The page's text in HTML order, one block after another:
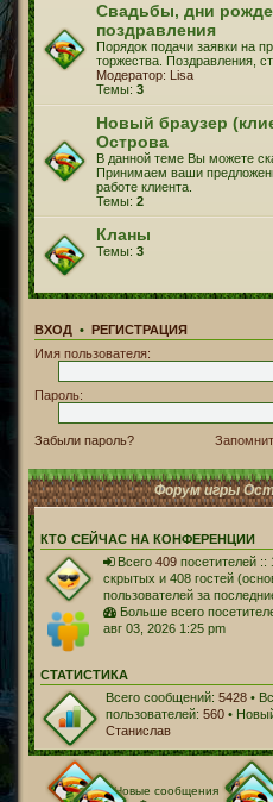
Свадьбы, дни
поздравления
Порядок подачи заявки на
торжества. Поздравления,
Модератор: Lisa
Темы: 3
Новый браузер
Острова
В данной теме Вы можете
Принимаем ваши
работе клиента.
Темы: 2
Кланы
Темы: 3
ВХОД • РЕГИСТРАЦИЯ
Имя пользователя:
Пароль:
Забыли пароль?
Форум игры
КТО СЕЙЧАС НА КОНФЕРЕНЦИИ
Всего 409 посетителей ::
скрытых и 408 гостей
пользователей за
Больше всего
авг 03, 2026 1:25 pm
СТАТИСТИКА
Всего сообщений: 5428 •
пользователей: 560 •
Станислав
Новые сообщения